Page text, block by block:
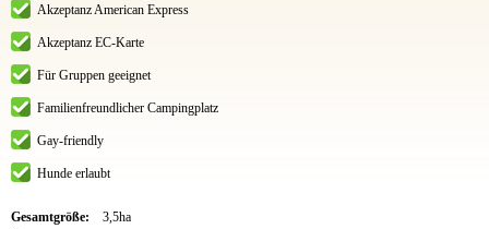
Akzeptanz American Express
Akzeptanz EC-Karte
Für Gruppen geeignet
Familienfreundlicher Campingplatz
Gay-friendly
Hunde erlaubt
Gesamtgröße:
3,5ha